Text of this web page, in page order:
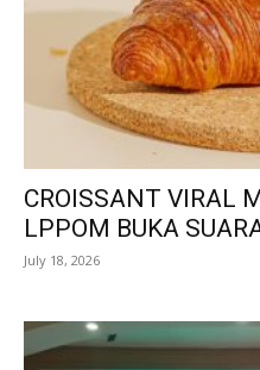
CROISSANT VIRAL
LPPOM BUKA
July 18, 2026